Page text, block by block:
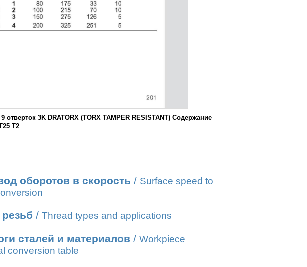
3K DRATORX (TORX TAMPER RESISTANT) Содержание
T2
оборотов в скорость / Surface speed to
/ Thread types and applications
сталей и материалов / Workpiece
conversion table